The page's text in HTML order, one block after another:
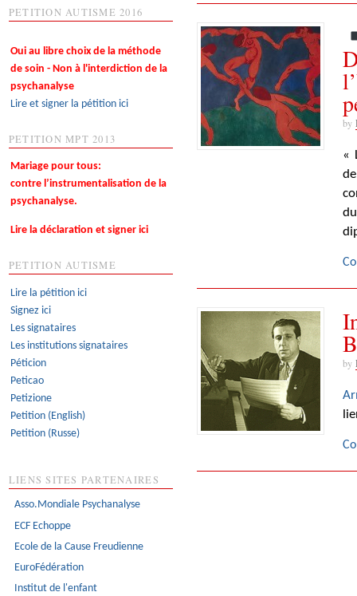
by
«
by
PETITION AUTISME 2016
Oui au libre choix de la méthode
de soin - Non à l'interdiction de la
psychanalyse
Lire et signer la pétition ici
PETITION MPT 2013
Mariage pour tous:
contre l’instrumentalisation de la
psychanalyse.
Lire la déclaration et signer ici
PETITION AUTISME
Lire la pétition ici
Signez ici
Les signataires
Les institutions signataires
Péticion
Peticao
Petizione
Petition (English)
Petition (Russe)
LIENS SITES PARTENAIRES
Asso.Mondiale Psychanalyse
ECF Echoppe
Ecole de la Cause Freudienne
EuroFédération
Institut de l'enfant